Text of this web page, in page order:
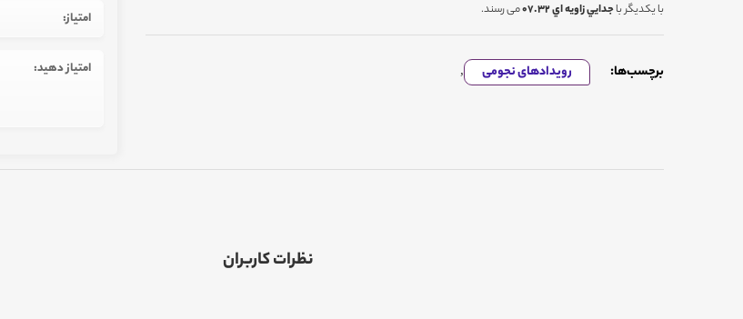
با يكديگر باجدايي زاويه اي07.32می رسند.
برچسب‌ها: رویدادهای نجومی ,
امتیاز:
امتیاز دهید:
نظرات کاربران